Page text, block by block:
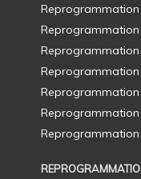
Reprogrammation